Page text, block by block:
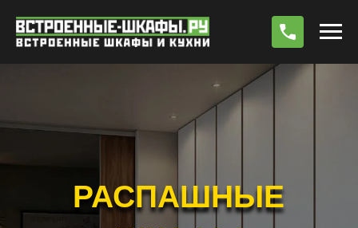
РАСПАШНЫЕ
В ПРИХОЖУЮ